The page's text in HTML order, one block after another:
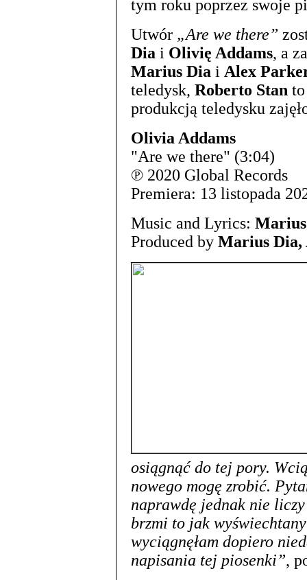
tym roku poprzez swoje
Utwór „Are we there”
Dia i Olivię Addams, a
Marius Dia i Alex
teledysk, Roberto Stan
produkcją teledysku
Olivia Addams
"Are we there" (3:04)
℗ 2020 Global Records
Premiera: 13 listopada
Music and Lyrics:
Produced by Marius Dia,
osiągnąć do tej pory.
nowego mogę zrobić.
naprawdę jednak nie
brzmi to jak
wyciągnęłam dopiero
napisania tej piosenki”,